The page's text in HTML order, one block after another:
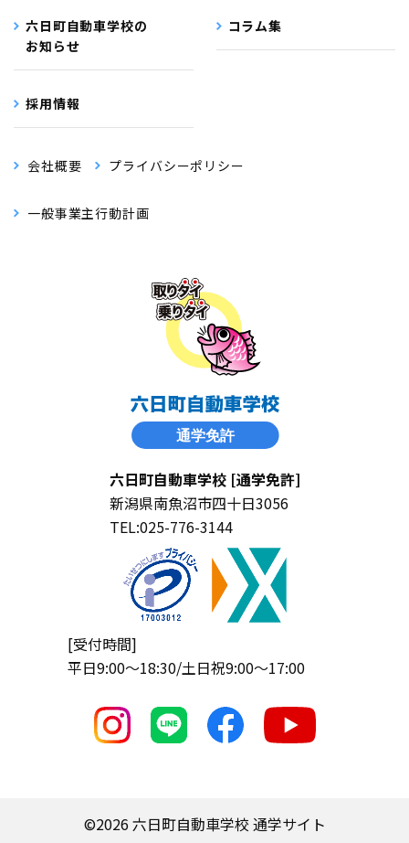
六日町自動車学校の
お知らせ
コラム集
採用情報
会社概要 プライバシーポリシー
一般事業主行動計画
六日町自動車学校 [通学免許]
新潟県南魚沼市四十日3056
TEL:025-776-3144
[受付時間]
平日9:00〜18:30/土日祝9:00〜17:00
©︎2026 六日町自動車学校 通学サイト